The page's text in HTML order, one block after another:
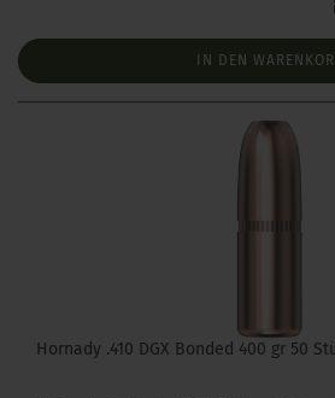
IN DEN
Hornady .410 DGX Bonded 400 gr 50